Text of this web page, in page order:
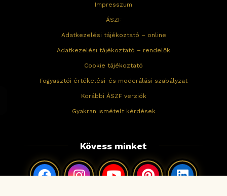
Impresszum
ÁSZF
Adatkezelési tájékoztató – online
Adatkezelési tájékoztató – rendelők
Cookie tájékoztató
Fogyasztói értékelési-és moderálási szabályzat
Korábbi ÁSZF verziók
Gyakran ismételt kérdések